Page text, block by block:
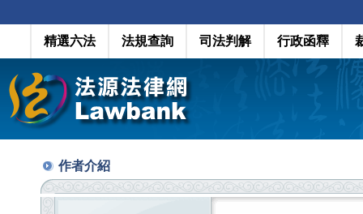
精選六法 法規查詢 司法判解 行政函釋
作者介紹